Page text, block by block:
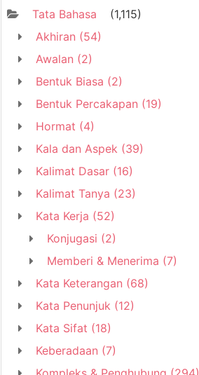
Tata Bahasa
(1,115)
Akhiran (54)
Awalan (2)
Bentuk Biasa (2)
Bentuk Percakapan (19)
Hormat (4)
Kala dan Aspek (39)
Kalimat Dasar (16)
Kalimat Tanya (23)
Kata Kerja (52)
Konjugasi (2)
Memberi & Menerima (7)
Kata Keterangan (68)
Kata Penunjuk (12)
Kata Sifat (18)
Keberadaan (7)